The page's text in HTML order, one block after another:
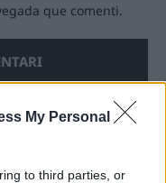
My Personal
to third parties, or
que comenti.